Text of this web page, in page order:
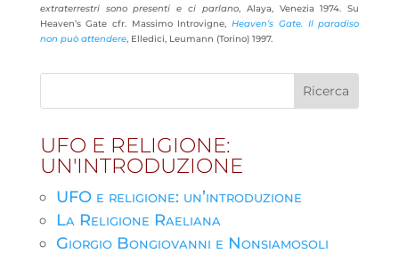
extraterrestri sono presenti e ci parlano, Alaya, Venezia 1974. Su
Heaven’s Gate cfr. Massimo Introvigne,Heaven’s Gate. Il paradiso
non può attendere, Elledici, Leumann (Torino) 1997.
UFO E RELIGIONE:
UN'INTRODUZIONE
UFO e religione: un’introduzione
La Religione Raeliana
Giorgio Bongiovanni e Nonsiamosoli